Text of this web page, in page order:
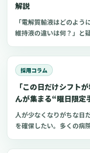
解説
「電解質輸液はどのよ
維持液の違いは何？」と
類は多く、看護師がそれ
するのは難しいものです
質輸液の種類と違いにつ
採用コラム
「この日だけシフト
んが集まる“曜日限定
人が少なくなりがちな日
を確保したい。多くの病
的な方法として「ダイナ